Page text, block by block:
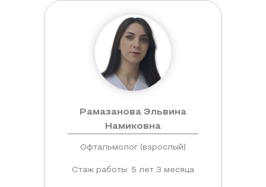
Рамазанова Эльвина
Намиковна
Офтальмолог (взрослый)
Стаж работы: 5 лет 3 месяца